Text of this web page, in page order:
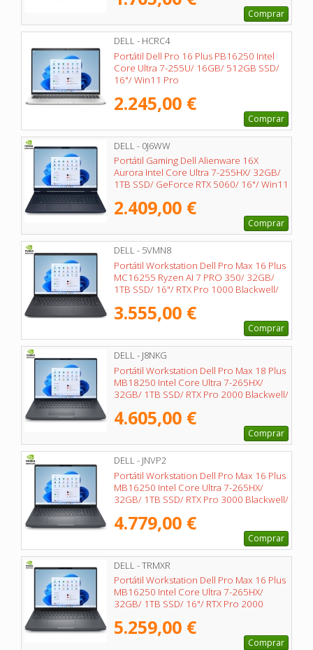
Comprar
DELL - HCRC4
Portátil Dell Pro 16 Plus PB16250 Intel
Core Ultra 7-255U/ 16GB/ 512GB SSD/
16"/ Win11 Pro
2.245,00 €
Comprar
DELL - 0J6WW
Portátil Gaming Dell Alienware 16X
Aurora Intel Core Ultra 7-255HX/ 32GB/
1TB SSD/ GeForce RTX 5060/ 16"/ Win11
2.409,00 €
Comprar
DELL - 5VMN8
Portátil Workstation Dell Pro Max 16 Plus
MC16255 Ryzen AI 7 PRO 350/ 32GB/
1TB SSD/ 16"/ RTX Pro 1000 Blackwell/
3.555,00 €
Comprar
DELL - J8NKG
Portátil Workstation Dell Pro Max 18 Plus
MB18250 Intel Core Ultra 7-265HX/
32GB/ 1TB SSD/ RTX Pro 2000 Blackwell/
4.605,00 €
Comprar
DELL - JNVP2
Portátil Workstation Dell Pro Max 16 Plus
MB16250 Intel Core Ultra 7-265HX/
32GB/ 1TB SSD/ RTX Pro 3000 Blackwell/
4.779,00 €
Comprar
DELL - TRMXR
Portátil Workstation Dell Pro Max 16 Plus
MB16250 Intel Core Ultra 7-265HX/
32GB/ 1TB SSD/ 16"/ RTX Pro 2000
5.259,00 €
Comprar